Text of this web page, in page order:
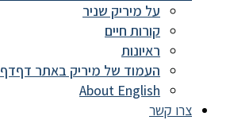
על מיריק שניר
קורות חיים
ראיונות
העמוד של מיריק באתר דףדף
About English
צרו קשר